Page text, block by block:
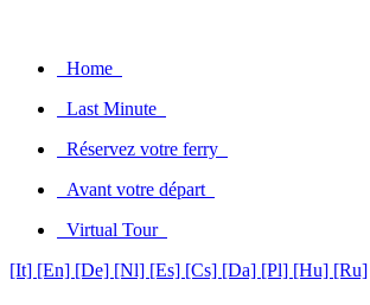
Home
Last Minute
Réservez votre ferry
Avant votre départ
Virtual Tour
[It] [En] [De] [Nl] [Es] [Cs] [Da] [Pl] [Hu] [Ru]